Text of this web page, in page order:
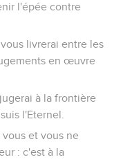
l'épée contre
livrerai entre les
en œuvre
à la frontière
l'Eternel.
vous et vous ne
: c'est à la